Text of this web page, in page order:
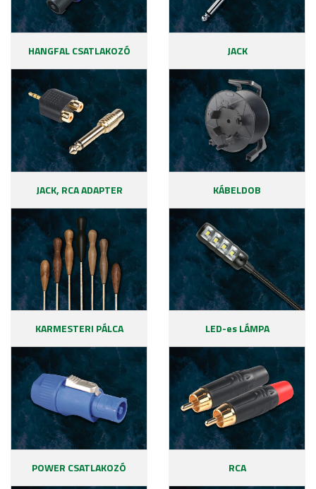
HANGFAL CSATLAKOZÓ JACK
JACK, RCA ADAPTER KÁBELDOB
KARMESTERI PÁLCA LED-es LÁMPA
POWER CSATLAKOZÓ RCA